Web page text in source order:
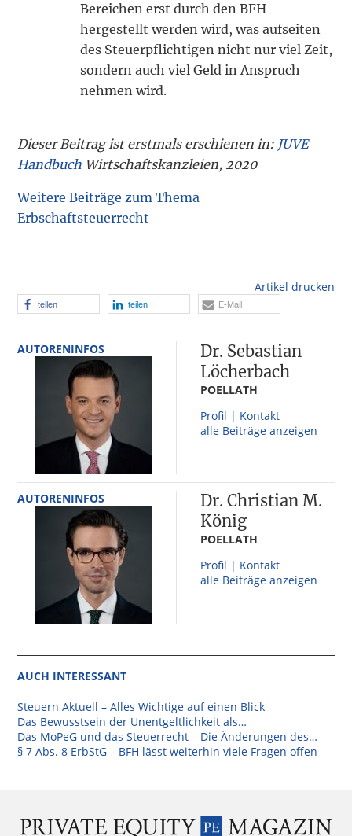
Bereichen erst durch den BFH
hergestellt werden wird, was aufseiten
des Steuerpflichtigen nicht nur viel Zeit,
sondern auch viel Geld in Anspruch
nehmen wird.
Dieser Beitrag ist erstmals erschienen in: JUVE
Handbuch Wirtschaftskanzleien, 2020
Weitere Beiträge zum Thema
Erbschaftsteuerrecht
Artikel drucken
teilen teilen E-Mail
AUTORENINFOS
Dr. Sebastian
Löcherbach
POELLATH
Profil | Kontakt
alle Beiträge anzeigen
AUTORENINFOS
Dr. Christian M.
König
POELLATH
Profil | Kontakt
alle Beiträge anzeigen
AUCH INTERESSANT
Steuern Aktuell – Alles Wichtige auf einen Blick
Das Bewusstsein der Unentgeltlichkeit als…
Das MoPeG und das Steuerrecht – Die Änderungen des…
§ 7 Abs. 8 ErbStG – BFH lässt weiterhin viele Fragen offen